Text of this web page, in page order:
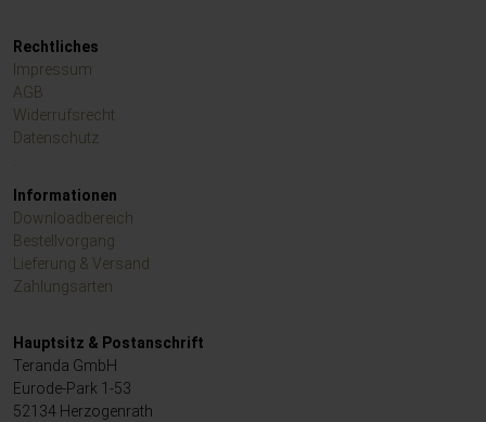
Rechtliches
Impressum
AGB
Widerrufsrecht
Datenschutz
Informationen
Downloadbereich
Bestellvorgang
Lieferung & Versand
Zahlungsarten
Hauptsitz & Postanschrift
Teranda GmbH
Eurode-Park 1-53
52134 Herzogenrath